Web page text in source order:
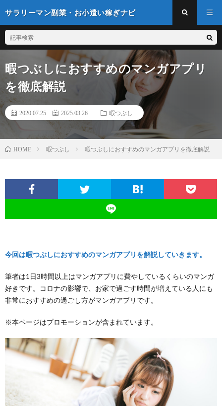
サラリーマン副業・お小遣い稼ぎナビ
暇つぶしにおすすめのマンガアプリ
を徹底解説
2020.07.25 2025.03.26 暇つぶし
HOME 暇つぶし 暇つぶしにおすすめのマンガアプリを徹底解説
今回は暇つぶしにおすすめのマンガアプリを解説していきます。
筆者は1日3時間以上はマンガアプリに費やしているくらいのマンガ
好きです。コロナの影響で、お家で過ごす時間が増えている人にも
非常におすすめの過ごし方がマンガアプリです。
※本ページはプロモーションが含まれています。